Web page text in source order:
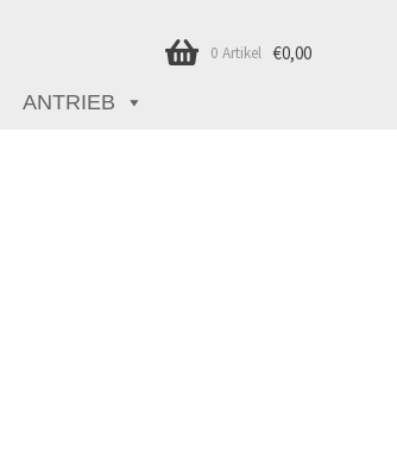
€0,00
0 Artikel
ANTRIEB